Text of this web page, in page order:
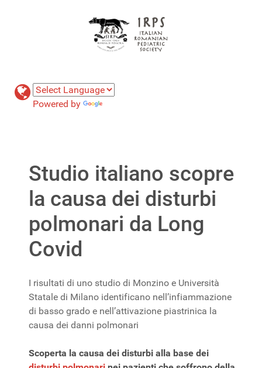
Powered by
Studio italiano scopre
la causa dei disturbi
polmonari da Long
Covid
I risultati di uno studio di Monzino e Università
Statale di Milano identificano nell’infiammazione
di basso grado e nell’attivazione piastrinica la
causa dei danni polmonari
Scoperta la causa dei disturbi alla base dei